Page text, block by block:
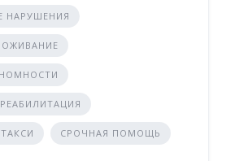
НАРУШЕНИЯ
СРОЧНАЯ ПОМОЩЬ